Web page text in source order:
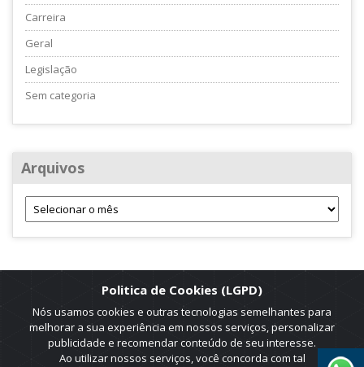
Carreira
Geral
Legislação
Sem categoria
Arquivos
Politica de Cookies (LGPD)
Nós usamos cookies e outras tecnologias semelhantes para
melhorar a sua experiência em nossos serviços, personalizar
publicidade e recomendar conteúdo de seu interesse.
Ao utilizar nossos serviços, você concorda com tal